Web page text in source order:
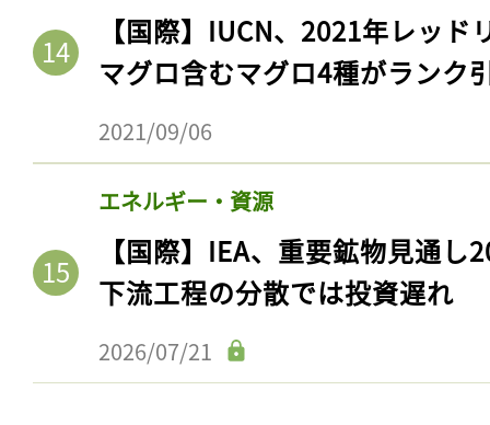
【国際】IUCN、2021年レッ
マグロ含むマグロ4種がランク
2021/09/06
エネルギー・資源
【国際】IEA、重要鉱物見通
下流工程の分散では投資遅れ
2026/07/21